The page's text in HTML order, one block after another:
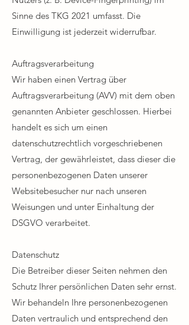
Sinne des TKG 2021 umfasst. Die
Einwilligung ist jederzeit widerrufbar.​
Auftragsverarbeitung​
Wir haben einen Vertrag über
Auftragsverarbeitung (AVV) mit dem oben
genannten Anbieter geschlossen. Hierbei
handelt es sich um einen
datenschutzrechtlich vorgeschriebenen
Vertrag, der gewährleistet, dass dieser die
personenbezogenen Daten unserer
Websitebesucher nur nach unseren
Weisungen und unter Einhaltung der
DSGVO verarbeitet.​
Datenschutz​
Die Betreiber dieser Seiten nehmen den
Schutz Ihrer persönlichen Daten sehr ernst.
Wir behandeln Ihre personenbezogenen
Daten vertraulich und entsprechend den